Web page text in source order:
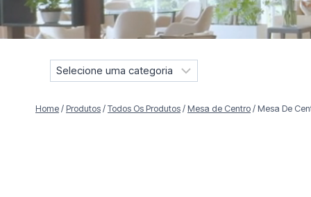
e
e
Home / Produtos / Todos Os Produtos / Mesa de Centro / Mesa De